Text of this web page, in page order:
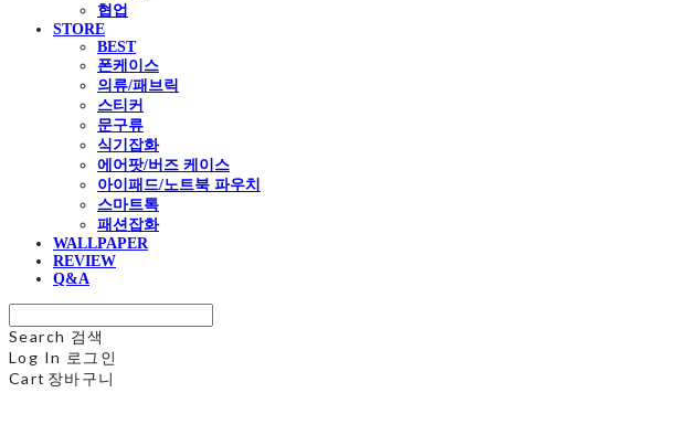
협업
STORE
BEST
폰케이스
의류/패브릭
스티커
문구류
식기잡화
에어팟/버즈 케이스
아이패드/노트북 파우치
스마트톡
패션잡화
WALLPAPER
REVIEW
Q&A
Search 검색
Log In 로그인
Cart 장바구니